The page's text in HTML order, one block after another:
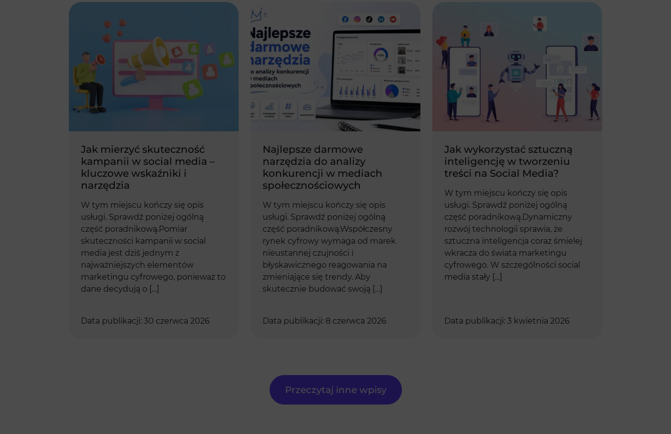
Jak mierzyć skuteczność
kampanii w social media –
kluczowe wskaźniki i
narzędzia
W tym miejscu kończy się opis
usługi. Sprawdź poniżej ogólną
część poradnikową.Pomiar
skuteczności kampanii w social
media jest dziś jednym z
najważniejszych elementów
marketingu cyfrowego, ponieważ to
dane decydują o […]
Data publikacji: 30 czerwca 2026
Najlepsze darmowe
narzędzia do analizy
konkurencji w mediach
społecznościowych
W tym miejscu kończy się opis
usługi. Sprawdź poniżej ogólną
część poradnikową.Współczesny
rynek cyfrowy wymaga od marek
nieustannej czujności i
błyskawicznego reagowania na
zmieniające się trendy. Aby
skutecznie budować swoją […]
Data publikacji: 8 czerwca 2026
Jak wykorzystać sztuczną
inteligencję w tworzeniu
treści na Social Media?
W tym miejscu kończy się opis
usługi. Sprawdź poniżej ogólną
część poradnikową.Dynamiczny
rozwój technologii sprawia, że
sztuczna inteligencja coraz śmielej
wkracza do świata marketingu
cyfrowego. W szczególności social
media stały […]
Data publikacji: 3 kwietnia 2026
Przeczytaj inne wpisy